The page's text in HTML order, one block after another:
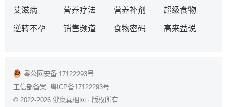
艾滋病 营养疗法 营养补剂 超级食物
逆转不孕 销售频道 食物密码 高来益说
粤公网安备 17122293号
工信部备案: 粤ICP备17122293号
© 2022-2026 健康真相网 · 版权所有